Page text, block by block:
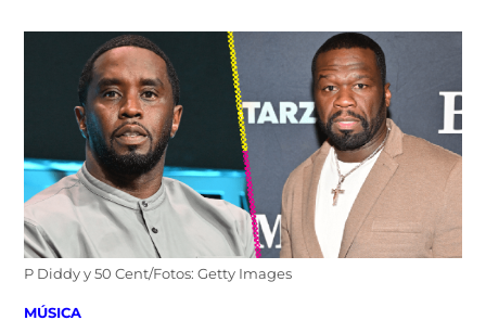
P Diddy y 50 Cent/Fotos: Getty Images
POSTED
MÚSICA